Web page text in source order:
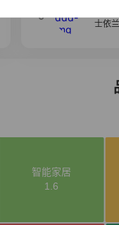
5
士依